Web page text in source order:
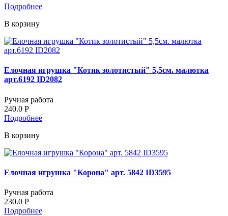
Подробнее
В корзину
Елочная игрушка "Котик золотистый" 5,5см. малютка
арт.6192 ID2082
Ручная работа
240.0 Р
Подробнее
В корзину
Елочная игрушка "Корона" арт. 5842 ID3595
Ручная работа
230.0 Р
Подробнее